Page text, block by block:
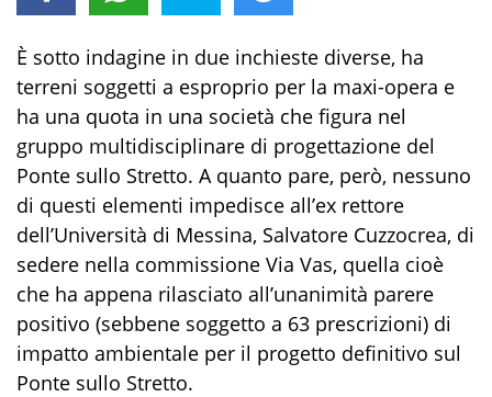
È sotto indagine in due inchieste diverse, ha
terreni soggetti a esproprio per la maxi-opera e
ha una quota in una società che figura nel
gruppo multidisciplinare di progettazione del
Ponte sullo Stretto. A quanto pare, però, nessuno
di questi elementi impedisce all’ex rettore
dell’Università di Messina, Salvatore Cuzzocrea, di
sedere nella commissione Via Vas, quella cioè
che ha appena rilasciato all’unanimità parere
positivo (sebbene soggetto a 63 prescrizioni) di
impatto ambientale per il progetto definitivo sul
Ponte sullo Stretto.